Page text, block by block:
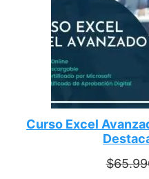
Curso Excel
$